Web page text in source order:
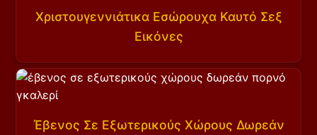
Χριστουγεννιάτικα Εσώρουχα Καυτό Σεξ
Εικόνες
Έβενος Σε Εξωτερικούς Χώρους Δωρεάν